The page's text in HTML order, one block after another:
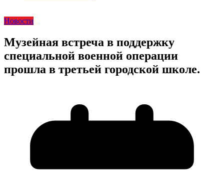
Новости
Музейная встреча в поддержку
специальной военной операции
прошла в третьей городской школе.